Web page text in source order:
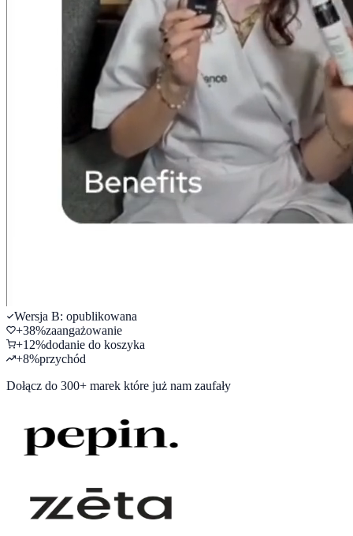
Wersja B: opublikowana
+38%zaangażowanie
+12%dodanie do koszyka
+8%przychód
Dołącz do 300+ marek które już nam zaufały